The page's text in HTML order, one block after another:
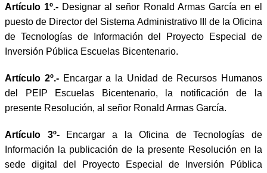
Artículo 1º.- Designar al señor Ronald Armas García en el
puesto de Director del Sistema Administrativo III de la Oficina
de Tecnologías de Información del Proyecto Especial de
Inversión Pública Escuelas Bicentenario.
Artículo 2º.- Encargar a la Unidad de Recursos Humanos
del PEIP Escuelas Bicentenario, la notificación de la
presente Resolución, al señor Ronald Armas García.
Artículo 3º-
Encargar a la Oficina de Tecnologías de
Información la publicación de la presente Resolución en la
sede digital del Proyecto Especial de Inversión Pública